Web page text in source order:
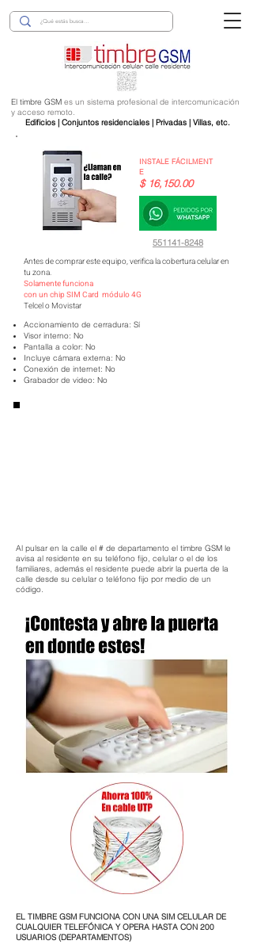
El timbre GSM es un sistema profesional de intercomunicación
y acceso remoto.
Edificios | Conjuntos residenciales | Privadas | Villas, etc.
INSTALE FÁCILMENT
E
$ 16,150.00
551141-8248
Antes de comprar este equipo, verifica la cobertura celular en
tu zona.
Solamente funciona
con un chip SIM Card módulo 4G
Telcel o Movistar
Accionamiento de cerradura: Sí
Visor interno: No
Pantalla a color: No
Incluye cámara externa: No
Conexión de internet: No
Grabador de video: No
Al pulsar en la calle el # de departamento el timbre GSM le
avisa al residente en su teléfono fijo, celular o el de los
familiares, además el residente puede abrir la puerta de la
calle desde su celular o teléfono fijo por medio de un
código.
EL TIMBRE GSM FUNCIONA CON UNA SIM CELULAR DE
CUALQUIER TELEFÓNICA Y OPERA HASTA CON 200
USUARIOS (DEPARTAMENTOS)